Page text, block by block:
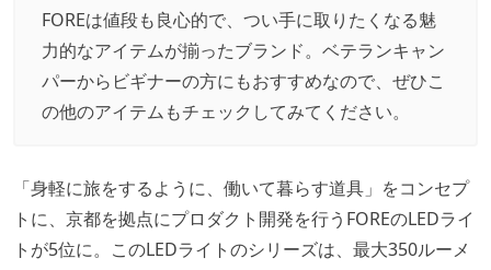
FOREは値段も良心的で、つい手に取りたくなる魅
力的なアイテムが揃ったブランド。ベテランキャン
パーからビギナーの方にもおすすめなので、ぜひこ
の他のアイテムもチェックしてみてください。
「身軽に旅をするように、働いて暮らす道具」をコンセプ
トに、京都を拠点にプロダクト開発を行うFOREのLEDライ
トが5位に。このLEDライトのシリーズは、最大350ルーメ